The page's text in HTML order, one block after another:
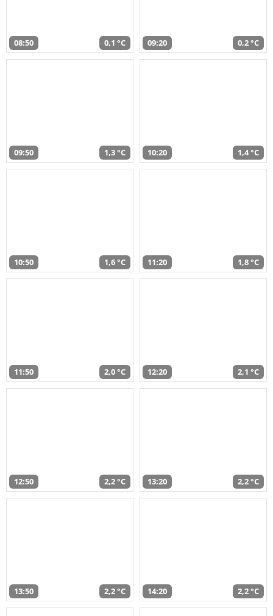
08:50 0,1 °C 09:20 0,2 °C
09:50 1,3 °C 10:20 1,4 °C
10:50 1,6 °C 11:20 1,8 °C
11:50 2,0 °C 12:20 2,1 °C
12:50 2,2 °C 13:20 2,2 °C
13:50 2,2 °C 14:20 2,2 °C